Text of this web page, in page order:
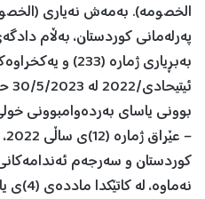
الخصومە). بەمەش نەیاری
پەرلەمانی كوردستان، بەڵام
بوونی یاسای بەردەوامبوونی
–
كوردستان و سەرجەم ئەندامەكانی